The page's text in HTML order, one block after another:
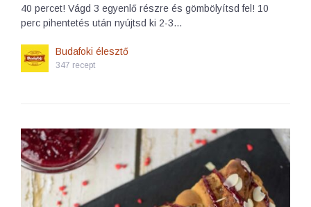
40 percet! Vágd 3 egyenlő részre és gömbölyítsd fel! 10
perc pihentetés után nyújtsd ki 2-3…
Budafoki élesztő
347 recept